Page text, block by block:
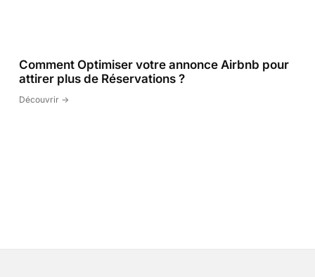
Comment Optimiser votre annonce Airbnb pour
attirer plus de Réservations ?
Découvrir ->